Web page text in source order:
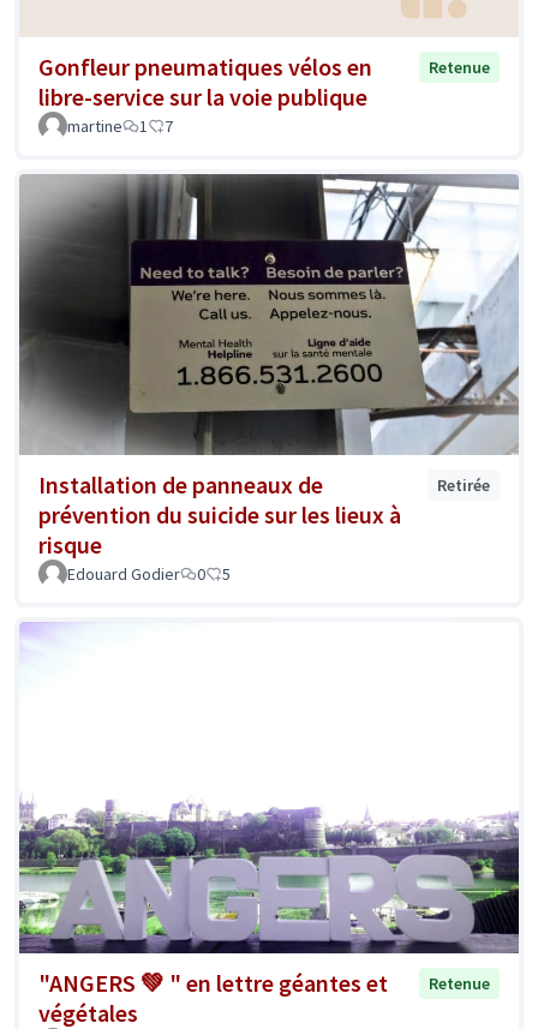
Gonfleur pneumatiques vélos en
libre-service sur la voie publique
Retenue
martine 1 7
Installation de panneaux de
prévention du suicide sur les lieux à
risque
Retirée
Edouard Godier 0 5
"ANGERS 💚 " en lettre géantes et
végétales
Retenue